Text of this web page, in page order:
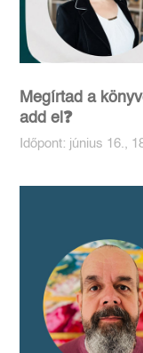
Megírtad a
add el❓️
Időpont: június 16.,